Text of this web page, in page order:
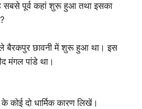
सबसे पूर्व कहां शुरू हुआ तथा इसका
बैरकपुर छावनी में शुरू हुआ था। इस
मंगल पांडे था।
कोई दो धार्मिक कारण लिखें।